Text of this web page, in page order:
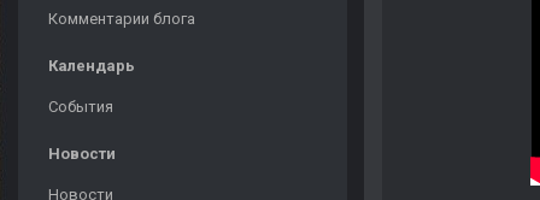
Комментарии блога
Календарь
События
Новости
Новости